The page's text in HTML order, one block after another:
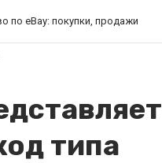
по eBay: покупки, продажи
типа